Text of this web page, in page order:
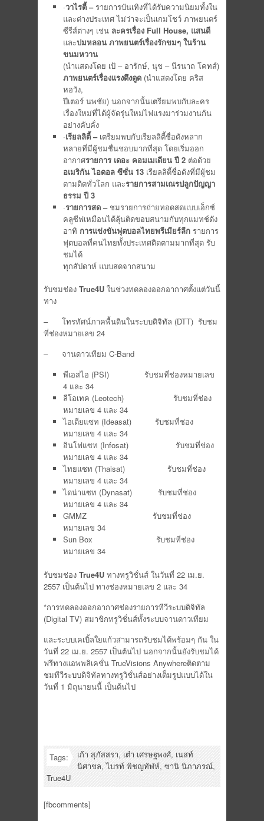
·วาไรตี้ –รายการบันเทิงที่ได้รับความนิยมทั้งใน
และต่างประเทศ ไม่ว่าจะเป็นเกมโชว์ ภาพยนตร์
ซีรีส์ต่างๆ เช่น ละครเรื่อง Full House, แสนดี
และปมหลอน ภาพยนตร์เรื่องรักขมๆ ในร้าน
ขนมหวาน
(นำแสดงโดย เป้ – อารักษ์, นุช – นีรนาถ โคทส์)
ภาพยนตร์เรื่องแรงดึงดูด(นำแสดงโดย คริส
หอวัง,
ปีเตอร์ นพชัย) นอกจากนั้นเตรียมพบกับละคร
เรื่องใหม่ที่ได้ผู้จัดรุ่นใหม่ไฟแรงมาร่วมงานกัน
อย่างคับคั่ง
·เรียลลิตี้ – เตรียมพบกับเรียลลิตี้ชื่อดังหลาก
หลายที่มีผู้ชมชื่นชอบมากที่สุด โดยเริ่มออก
อากาศรายการ เดอะ คอมเมเดียน ปี 2 ต่อด้วย
อเมริกัน ไอดอล ซีซั่น 13เรียลลิตี้ชื่อดังที่มีผู้ชม
ตามติดทั่วโลก และรายการสามเณรปลูกปัญญา
ธรรม ปี 3
·รายการสด – ชมรายการถ่ายทอดสดแบบเอ็กซ์
คลูซีฟเหมือนได้ลุ้นติดขอบสนามกับทุกแมทช์ดัง
อาทิ การแข่งขันฟุตบอลไทยพรีเมียร์ลีกรายการ
ฟุตบอลที่คนไทยทั้งประเทศติดตามมากที่สุด รับ
ชมได้
ทุกสัปดาห์ แบบสดจากสนาม
รับชมช่อง True4U ในช่วงทดลองออกอากาศตั้งแต่วันนี้
ทาง
– โทรทัศน์ภาคพื้นดินในระบบดิจิทัล (DTT) รับชม
ที่ช่องหมายเลข 24
– จานดาวเทียม C-Band
พีเอสไอ (PSI) รับชมที่ช่องหมายเลข
4 และ 34
ลีโอเทค (Leotech) รับชมที่ช่อง
หมายเลข 4 และ 34
ไอเดียแซท (Ideasat) รับชมที่ช่อง
หมายเลข 4 และ 34
อินโฟแซท (Infosat) รับชมที่ช่อง
หมายเลข 4 และ 34
ไทยแซท (Thaisat) รับชมที่ช่อง
หมายเลข 4 และ 34
ไดน่าแซท (Dynasat) รับชมที่ช่อง
หมายเลข 4 และ 34
GMMZ รับชมที่ช่อง
หมายเลข 34
Sun Box รับชมที่ช่อง
หมายเลข 34
รับชมช่อง True4U ทางทรูวิชั่นส์ ในวันที่ 22 เม.ย.
2557 เป็นต้นไป ทางช่องหมายเลข 2 และ 34
*การทดลองออกอากาศช่องรายการทีวีระบบดิจิทัล
(Digital TV) สมาชิกทรูวิชั่นส์ทั้งระบบจานดาวเทียม
และระบบเคเบิ้ลใยแก้วสามารถรับชมได้พร้อมๆ กัน ใน
วันที่ 22 เม.ย. 2557 เป็นต้นไป นอกจากนั้นยังรับชมได้
ฟรีทางแอพพลิเคชั่น TrueVisions Anywhereติดตาม
ชมทีวีระบบดิจิทัลทางทรูวิชั่นส์อย่างเต็มรูปแบบได้ใน
วันที่ 1 มิถุนายนนี้ เป็นต้นไป
Tags: เก้า สุภัสสรา, เต๋า เศรษฐพงศ์, เนสท์
นิศาชล,ไบรท์ พิชญทัฬห์, ซานิ นิภาภรณ์,
True4U
[fbcomments]